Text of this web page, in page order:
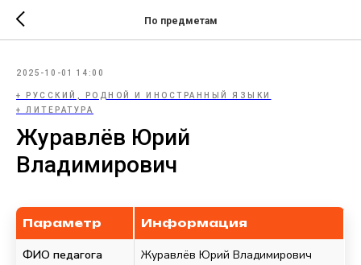
По предметам
2025-10-01 14:00
+ РУССКИЙ, РОДНОЙ И ИНОСТРАННЫЙ ЯЗЫКИ
+ ЛИТЕРАТУРА
Журавлёв Юрий
Владимирович
Параметр Информация
ФИО педагога Журавлёв Юрий Владимирович